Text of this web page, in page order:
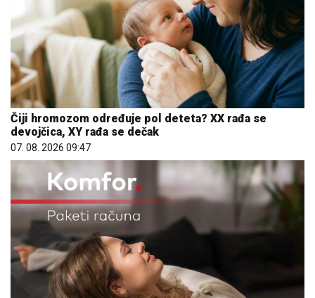
Čiji hromozom određuje pol deteta? XX rađa se
devojčica, XY rađa se dečak
07. 08. 2026 09:47